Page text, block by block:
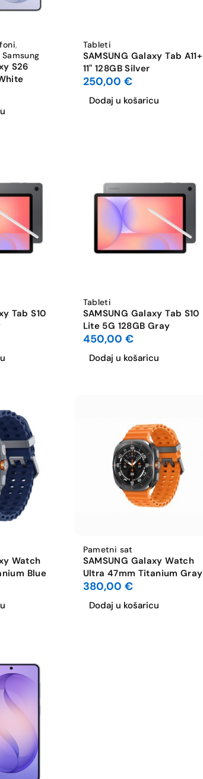
,
Samsung
S26
Tableti
SAMSUNG Galaxy Tab A11+
11" 128GB Silver
250,00€
Dodaj u košaricu
Tab S10
Tableti
SAMSUNG Galaxy Tab S10
Lite 5G 128GB Gray
450,00€
Dodaj u košaricu
Watch
Blue
Pametni sat
SAMSUNG Galaxy Watch
Ultra 47mm Titanium Gray
380,00€
Dodaj u košaricu